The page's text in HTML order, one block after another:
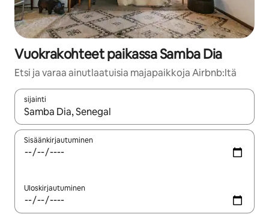
Vuokrakohteet paikassa Samba Dia
Etsi ja varaa ainutlaatuisia majapaikkoja Airbnb:ltä
sijainti
Kun tulokset ovat saatavilla, navigoi ylös- ja alas-
Sisäänkirjautuminen
Uloskirjautuminen